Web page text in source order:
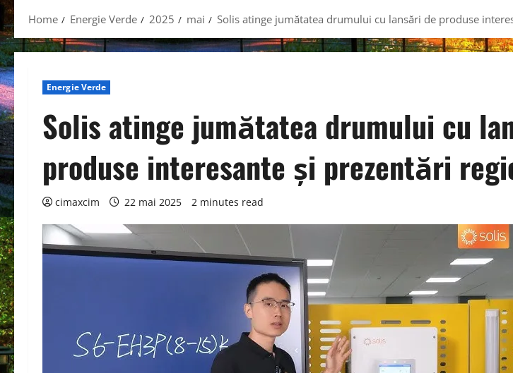
Home Energie Verde 2025 mai Solis atinge jumătatea drumului cu lansări de produse
Energie Verde
Solis atinge jumătatea drumului cu
produse interesante și prezentări
cimaxcim 22 mai 2025 2 minutes read